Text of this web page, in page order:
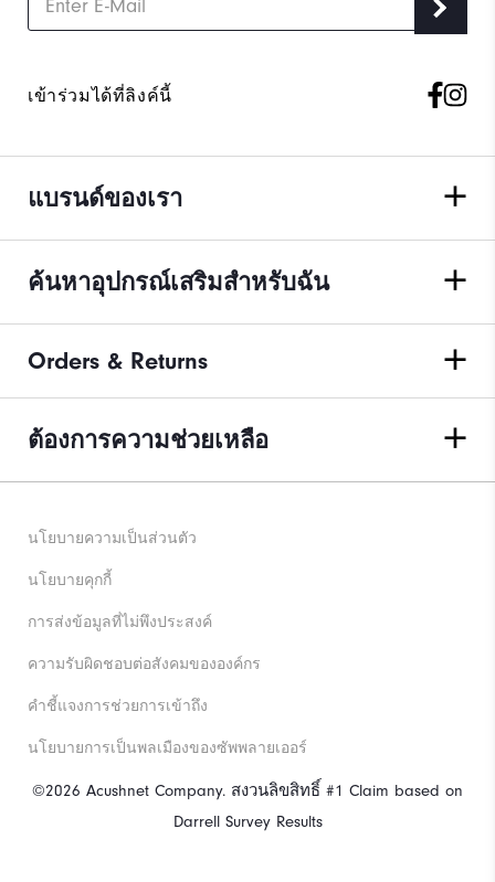
เข้าร่วมได้ที่ลิงค์นี้
แบรนด์ของเรา
ค้นหาอุปกรณ์เสริมสำหรับฉัน
Orders & Returns
ต้องการความช่วยเหลือ
©2026 Acushnet Company. สงวนลิขสิทธิ์ #1 Claim based on
Darrell Survey Results
นโยบายความเป็นส่วนตัว
นโยบายคุกกี้
การส่งข้อมูลที่ไม่พึงประสงค์
ความรับผิดชอบต่อสังคมขององค์กร
คําชี้แจงการช่วยการเข้าถึง
นโยบายการเป็นพลเมืองของซัพพลายเออร์